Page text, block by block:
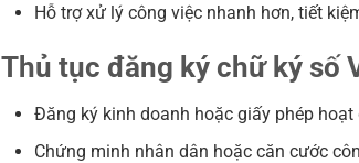
Hỗ trợ xử lý công việc nhanh hơn, tiết
Thủ tục đăng ký chữ ký số
Đăng ký kinh doanh hoặc giấy phép
Chứng minh nhân dân hoặc căn cước